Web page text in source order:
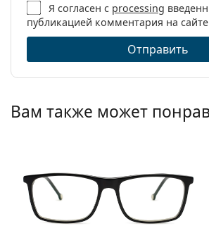
Я согласен с processing
публикацией комментария на сайте
Отправить
Вам также может